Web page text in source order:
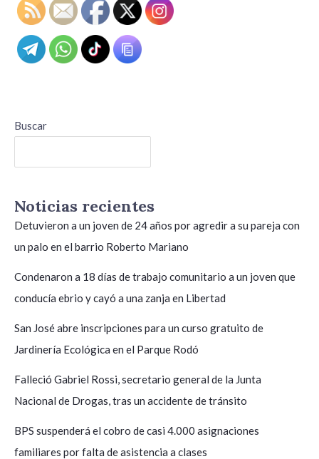
Buscar
Noticias recientes
Detuvieron a un joven de 24 años por agredir a su pareja con
un palo en el barrio Roberto Mariano
Condenaron a 18 días de trabajo comunitario a un joven que
conducía ebrio y cayó a una zanja en Libertad
San José abre inscripciones para un curso gratuito de
Jardinería Ecológica en el Parque Rodó
Falleció Gabriel Rossi, secretario general de la Junta
Nacional de Drogas, tras un accidente de tránsito
BPS suspenderá el cobro de casi 4.000 asignaciones
familiares por falta de asistencia a clases